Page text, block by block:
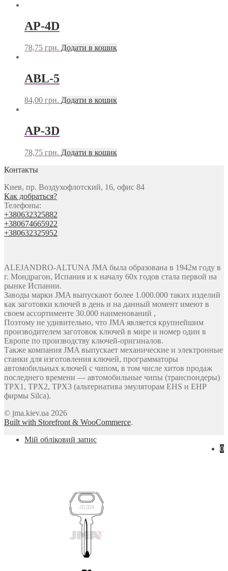
AP-4D
78,75 грн. Додати в кошик
ABL-5
84,00 грн. Додати в кошик
AP-3D
78,75 грн. Додати в кошик
Контакты
Киев, пр. Воздухофлотский, 16, офис 84
Как добраться?
Телефоны:
+380632325882
+380674665922
+380632325952
ALEJANDRO-ALTUNA JMA была образована в 1942м году в
г. Мондрагон, Испания и к началу 60х годов стала первой на
рынке Испании.
Заводы марки JMA выпускают более 1.000.000 таких изделий
как заготовки ключей в день и на данный момент имеют в
своем ассортименте 30.000 наименований ,
Поэтому не удивительно, что JMA является крупнейшим
производителем заготовок ключей в мире и номер один в
Европе по производству ключей-оригиналов.
Также компания JMA выпускает механические и электронные
станки для изготовления ключей, программаторы
автомобильных ключей с чипом, в том числе хитов продаж
последнего времени — автомобильные чипы (транспондеры)
TPX1, TPX2, TPX3 (альтернатива эмуляторам EHS и EHP
фирмы Silca).
© jma.kiev.ua 2026
Built with Storefront & WooCommerce.
Мій обліковий запис
0